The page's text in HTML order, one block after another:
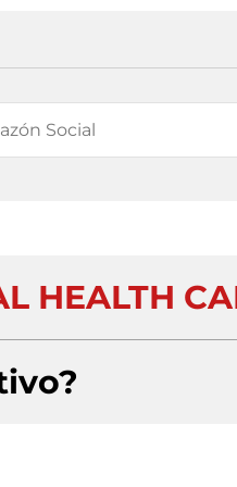
HEALTH